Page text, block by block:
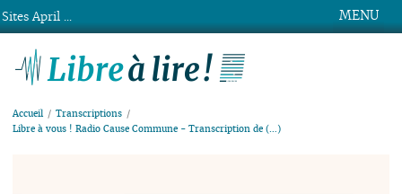
MENU
Accueil
Transcriptions
Libre à vous ! Radio Cause Commune - Transcription de (…)
Sites April ...